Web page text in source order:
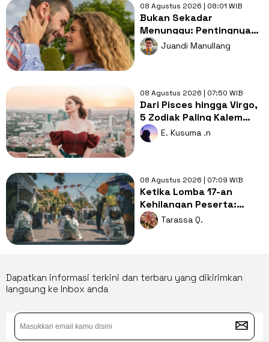
08 Agustus 2026 | 08:01 WIB
Bukan Sekadar
Menunggu: Pentingnya
Doa dan Usaha Nyata
dalam Menjemput Jodoh
Juandi Manullang
08 Agustus 2026 | 07:50 WIB
Dari Pisces hingga Virgo,
5 Zodiak Paling Kalem
tapi Penuh Makna di Balik
Sikapnya
E. Kusuma .n
08 Agustus 2026 | 07:09 WIB
Ketika Lomba 17-an
Kehilangan Peserta:
Apakah Indonesia Sedang
Memasuki Era Krisis
Tarassa Q.
Dapatkan informasi terkini dan terbaru yang dikirimkan
langsung ke Inbox anda